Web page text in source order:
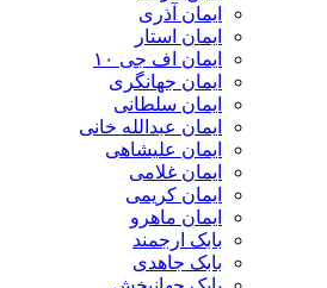
ایمان آذری
ایمان استار
ایمان اف جی ۱۰
ایمان جهانگری
ایمان سلطانی
ایمان عبدالله خانی
ایمان علیشاهی
ایمان غلامی
ایمان کریمی
ایمان ماهرو
بابک ارجمند
بابک جاهدی